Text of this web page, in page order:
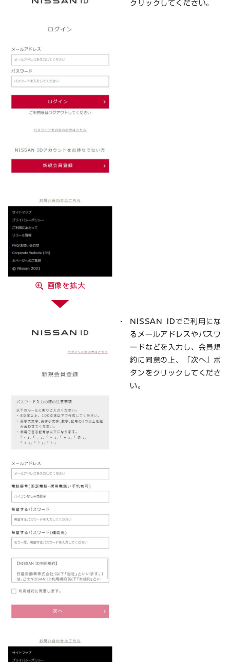
画像を拡大
クリックしてください。
NISSAN IDでご利用にな
るメールアドレスやパスワ
ードなどを入力し、会員規
約に同意の上、「次へ」ボ
タンをクリックしてくださ
い。